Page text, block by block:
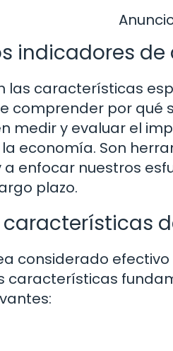
indicadores
las características
comprender por qué
medir y evaluar el
economía. Son
enfocar nuestros
plazo.
características
considerado
características